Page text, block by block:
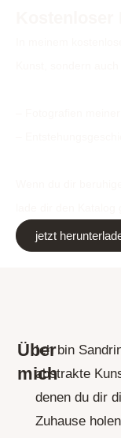
jetzt
Über
mich
Ich bin
abstrakte
denen du dir
Zuhause